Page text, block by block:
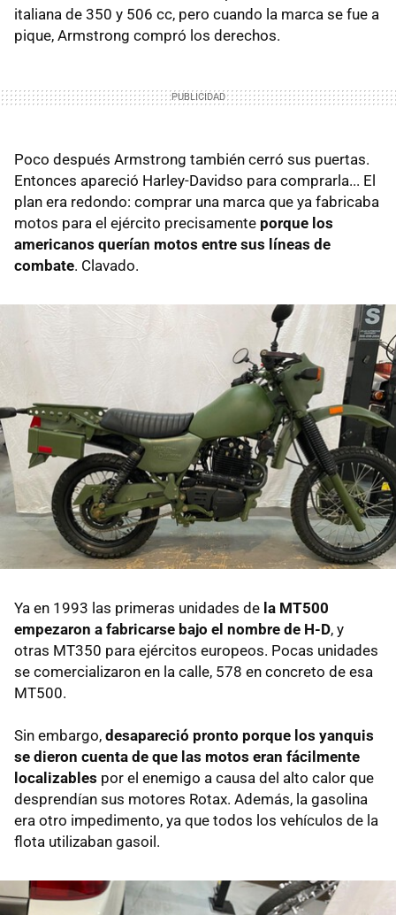
italiana de 350 y 506 cc, pero cuando la marca se fue a
pique, Armstrong compró los derechos.
Poco después Armstrong también cerró sus puertas.
Entonces apareció Harley-Davidso para comprarla... El
plan era redondo: comprar una marca que ya fabricaba
motos para el ejército precisamente porque los
americanos querían motos entre sus líneas de
combate. Clavado.
Ya en 1993 las primeras unidades de la MT500
empezaron a fabricarse bajo el nombre de H-D, y
otras MT350 para ejércitos europeos. Pocas unidades
se comercializaron en la calle, 578 en concreto de esa
MT500.
Sin embargo, desapareció pronto porque los yanquis
se dieron cuenta de que las motos eran fácilmente
localizables por el enemigo a causa del alto calor que
desprendían sus motores Rotax. Además, la gasolina
era otro impedimento, ya que todos los vehículos de la
flota utilizaban gasoil.